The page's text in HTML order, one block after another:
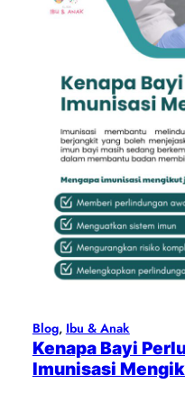
Blog, Ibu & Anak
Kenapa Bayi
Imunisasi